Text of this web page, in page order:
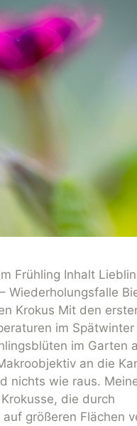
Frühling Inhalt
Wiederholungsfalle
Krokus Mit den
im
im Garten
an die
nichts wie raus.
die durch
größeren Flächen